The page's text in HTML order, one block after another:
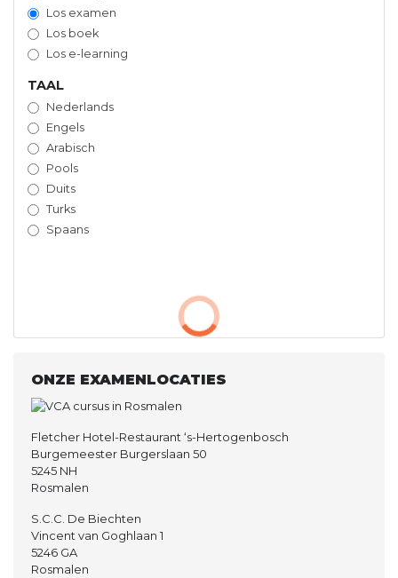
Los examen
Los boek
Los e-learning
TAAL
Nederlands
Engels
Arabisch
Pools
Duits
Turks
Spaans
ONZE EXAMENLOCATIES
Fletcher Hotel-Restaurant ‘s-Hertogenbosch
Burgemeester Burgerslaan 50
5245 NH
Rosmalen
S.C.C. De Biechten
Vincent van Goghlaan 1
5246 GA
Rosmalen